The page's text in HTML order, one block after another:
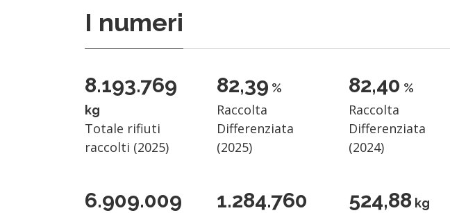
I numeri
8.193.769
kg
Totale rifiuti
raccolti (2025)
84,17%
Raccolta
Differenziata
(2025)
84,18 %
Raccolta
Differenziata
(2024)
6.909.009 1.284.760 536,23 kg